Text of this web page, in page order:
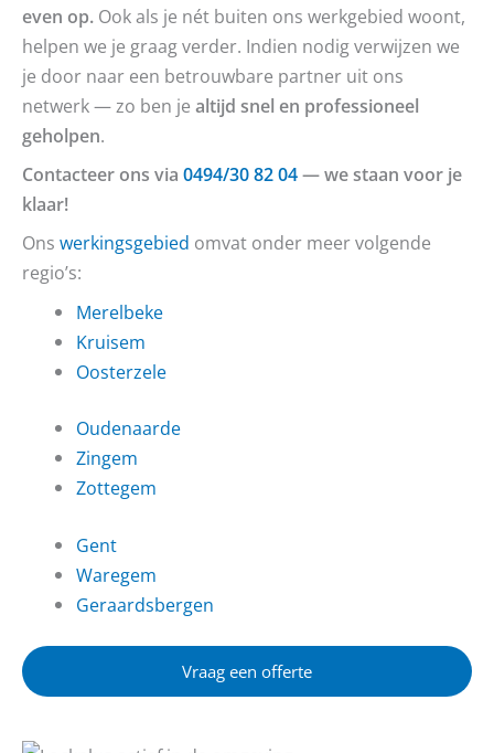
even op. Ook als je nét buiten ons werkgebied woont,
helpen we je graag verder. Indien nodig verwijzen we
je door naar een betrouwbare partner uit ons
netwerk — zo ben je altijd snel en professioneel
geholpen.
Contacteer ons via 0494/30 82 04— we staan voor je
klaar!
Ons werkingsgebied omvat onder meer volgende
regio’s:
Merelbeke
Kruisem
Oosterzele
Oudenaarde
Zingem
Zottegem
Gent
Waregem
Geraardsbergen
Vraag een offerte